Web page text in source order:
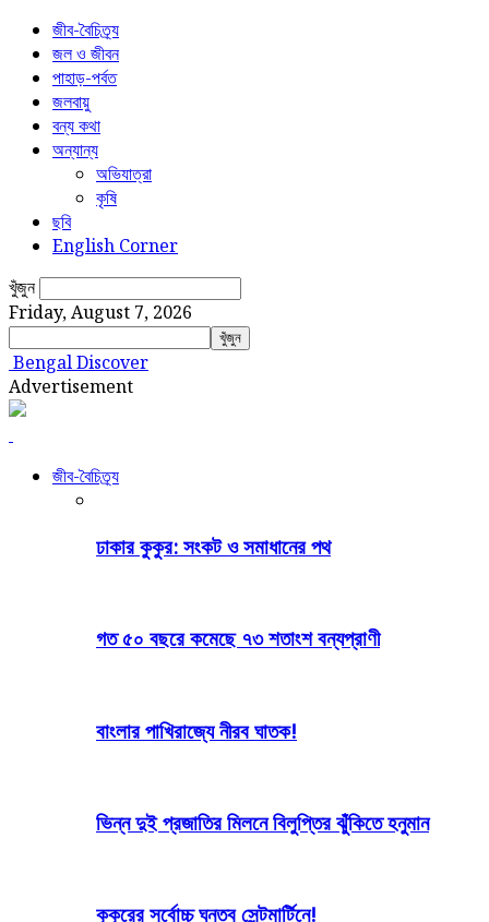
জীব-বৈচিত্র্য
জল ও জীবন
পাহাড়-পর্বত
জলবায়ু
বন্য কথা
অন্যান্য
অভিযাত্রা
কৃষি
ছবি
English Corner
খুঁজুন
Friday, August 7, 2026
Bengal Discover
Advertisement
জীব-বৈচিত্র্য
ঢাকার কুকুর: সংকট ও সমাধানের পথ
গত ৫০ বছরে কমেছে ৭৩ শতাংশ বন্যপ্রাণী
বাংলার পাখিরাজ্যে নীরব ঘাতক!
ভিন্ন দুই প্রজাতির মিলনে বিলুপ্তির ঝুঁকিতে হনুমান
কুকুরের সর্বোচ্চ ঘনত্ব সেন্টমার্টিনে!